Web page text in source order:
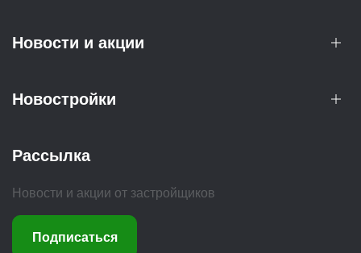
Новости и акции
Новостройки
Рассылка
Новости и акции от застройщиков
Подписаться